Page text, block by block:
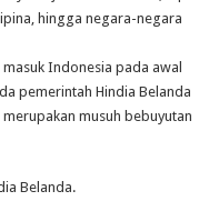
hingga negara-negara
Indonesia pada awal
pemerintah Hindia Belanda
musuh bebuyutan
Belanda.